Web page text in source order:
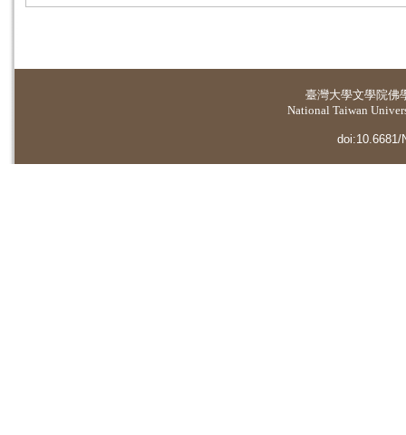
臺灣大學文學院佛
National Taiwan
doi:10.6681/